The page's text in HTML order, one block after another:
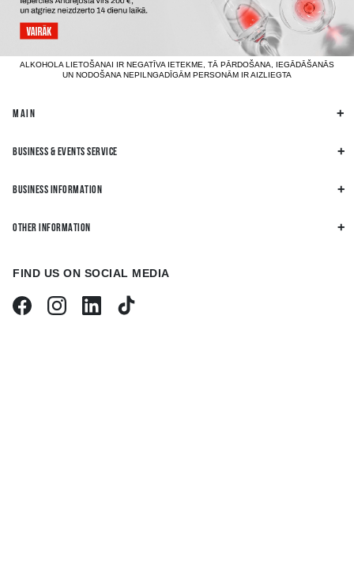
ALKOHOLA LIETOŠANAI IR NEGATĪVA IETEKME, TĀ PĀRDOŠANA, IEGĀDĀŠANĀS
UN NODOŠANA NEPILNGADĪGĀM PERSONĀM IR AIZLIEGTA
MAIN
BUSINESS & EVENTS SERVICE
BUSINESS INFORMATION
OTHER INFORMATION
FIND US ON SOCIAL MEDIA